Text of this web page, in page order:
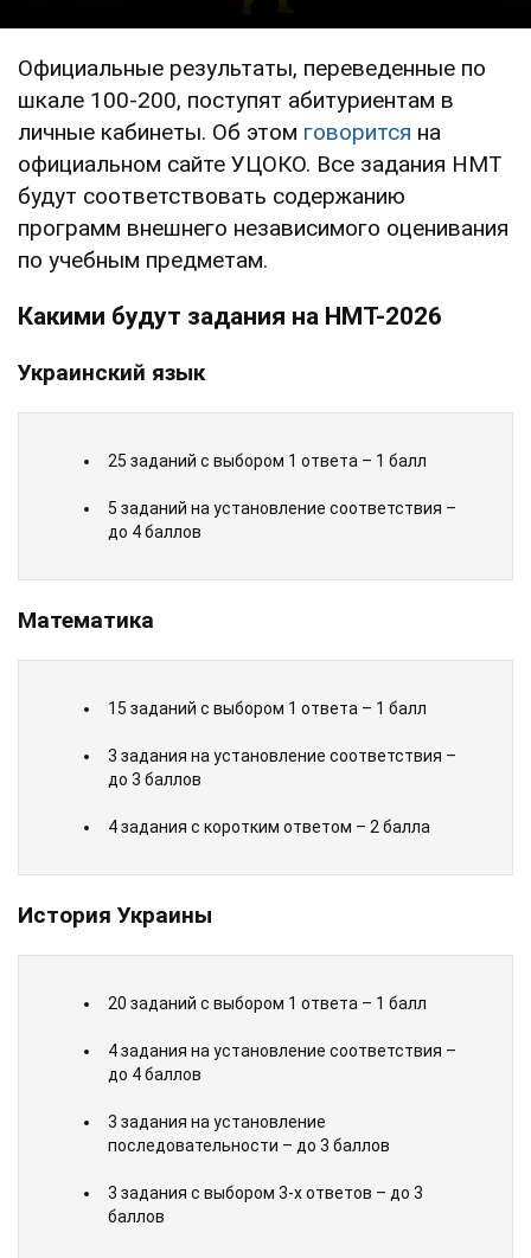
Официальные результаты, переведенные по
шкале 100-200, поступят абитуриентам в
личные кабинеты. Об этом говорится на
официальном сайте УЦОКО. Все задания НМТ
будут соответствовать содержанию
программ внешнего независимого оценивания
по учебным предметам.
Какими будут задания на НМТ-2026
Украинский язык
25 заданий с выбором 1 ответа – 1 балл
5 заданий на установление соответствия –
до 4 баллов
Математика
15 заданий с выбором 1 ответа – 1 балл
3 задания на установление соответствия –
до 3 баллов
4 задания с коротким ответом – 2 балла
История Украины
20 заданий с выбором 1 ответа – 1 балл
4 задания на установление соответствия –
до 4 баллов
3 задания на установление
последовательности – до 3 баллов
3 задания с выбором 3-х ответов – до 3
баллов